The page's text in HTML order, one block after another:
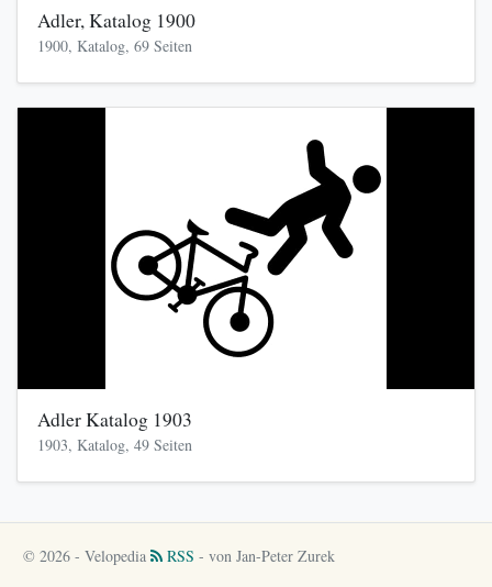
Adler, Katalog 1900
1900, Katalog, 69 Seiten
Adler Katalog 1903
1903, Katalog, 49 Seiten
© 2026 - Velopedia RSS - von Jan-Peter Zurek